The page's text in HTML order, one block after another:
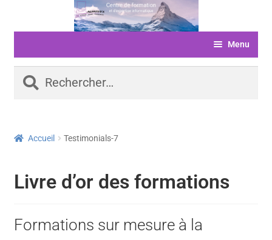
navigation
Menu
ACCUEIL
SERVICES
INFORMATIONS
Accueil Testimonials-7
Livre d’or des formations
Formations sur mesure à la